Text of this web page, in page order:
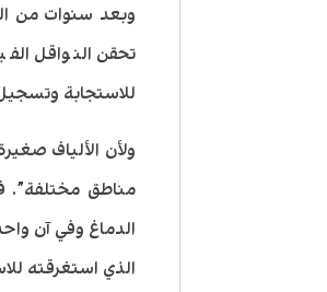
وبعد سنوات من
تحقن النواقل
للاستجابة وتسجيل
ولأن الألياف
مناطق مختلفة”.
الدماغ وفي آن
الذي استغرقته